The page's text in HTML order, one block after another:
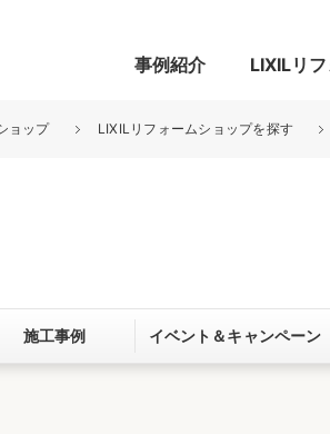
事例紹介
トイレ 玄関まわり
ガーデンスペース カースペース
LIXILリ
いて
み お客さま満足度アンケート
ョップ LIXILリフォームショップを探す
施工事例 イベント＆キャンペーン